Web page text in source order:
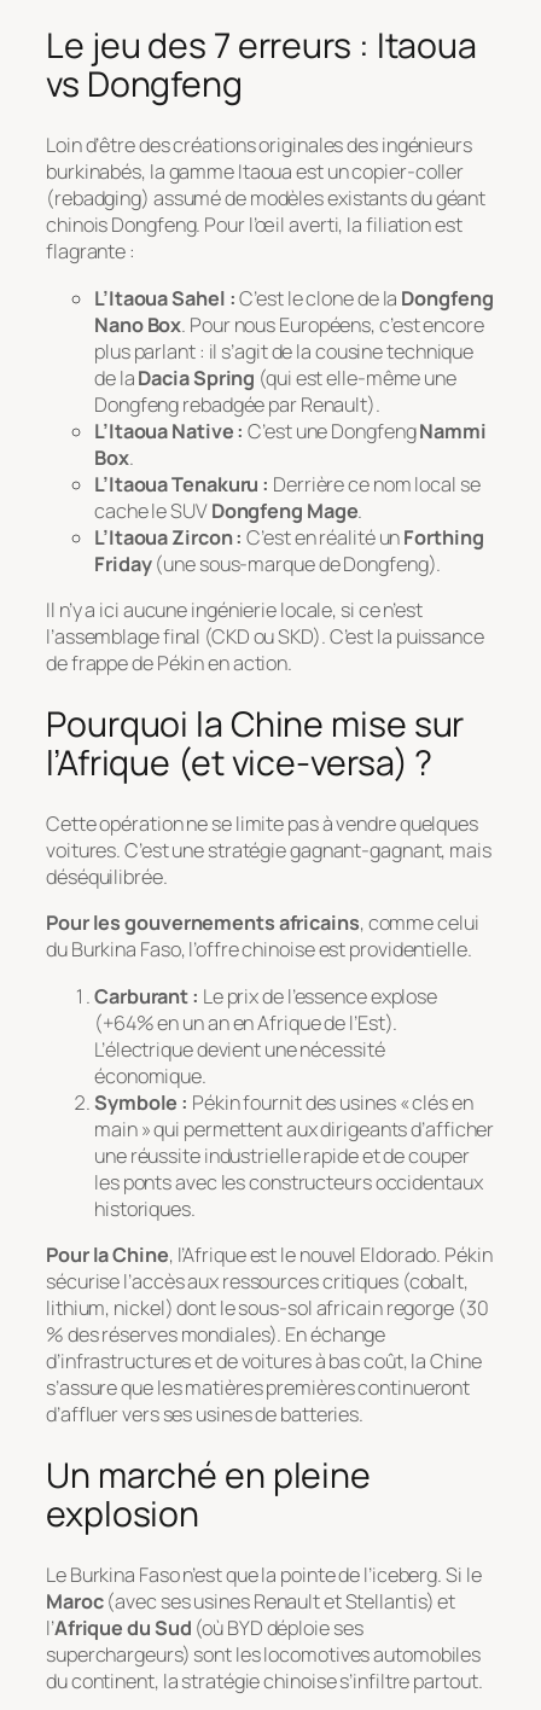
Le jeu des 7 erreurs : Itaoua
vs Dongfeng
Loin d’être des créations originales des ingénieurs
burkinabés, la gamme Itaoua est un copier-coller
(rebadging) assumé de modèles existants du géant
chinois Dongfeng. Pour l’œil averti, la filiation est
flagrante :
L’Itaoua Sahel :C’est le clone de la Dongfeng
Nano Box. Pour nous Européens, c’est encore
plus parlant : il s’agit de la cousine technique
de laDacia Spring (qui est elle-même une
Dongfeng rebadgée par Renault).
L’Itaoua Native : C’est une DongfengNammi
Box.
L’Itaoua Tenakuru : Derrière ce nom local se
cache le SUVDongfeng Mage.
L’Itaoua Zircon : C’est en réalité unForthing
Friday(une sous-marque de Dongfeng).
Il n’y a ici aucune ingénierie locale, si ce n’est
l’assemblage final (CKD ou SKD). C’est la puissance
de frappe de Pékin en action.
Pourquoi la Chine mise sur
l’Afrique (et vice-versa) ?
Cette opération ne se limite pas à vendre quelques
voitures. C’est une stratégie gagnant-gagnant, mais
déséquilibrée.
Pour les gouvernements africains, comme celui
du Burkina Faso, l’offre chinoise est providentielle.
Carburant : Le prix de l’essence explose
(+64% en un an en Afrique de l’Est).
L’électrique devient une nécessité
économique.
Symbole : Pékin fournit des usines « clés en
main » qui permettent aux dirigeants d’afficher
une réussite industrielle rapide et de couper
les ponts avec les constructeurs occidentaux
historiques.
Pour la Chine, l’Afrique est le nouvel Eldorado. Pékin
sécurise l’accès aux ressources critiques (cobalt,
lithium, nickel) dont le sous-sol africain regorge (30
% des réserves mondiales). En échange
d’infrastructures et de voitures à bas coût, la Chine
s’assure que les matières premières continueront
d’affluer vers ses usines de batteries.
Un marché en pleine
explosion
Le Burkina Faso n’est que la pointe de l’iceberg. Si le
Maroc(avec ses usines Renault et Stellantis) et
l’Afrique du Sud (où BYD déploie ses
superchargeurs) sont les locomotives automobiles
du continent, la stratégie chinoise s’infiltre partout.